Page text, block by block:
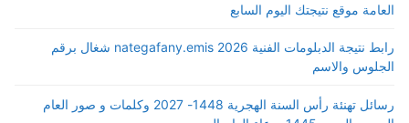
العامة موقع نتيجتك اليوم السابع
رابط نتيجة الدبلومات الفنية 2026 nategafany.emis شغال برقم
الجلوس والاسم
رسائل تهنئة رأس السنة الهجرية 1448- 2027 وكلمات و صور العام